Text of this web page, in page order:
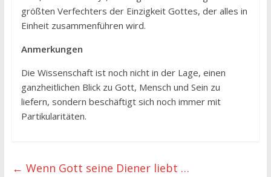
größten Verfechters der Einzigkeit Gottes, der alles in
Einheit zusammenführen wird.
Anmerkungen
Die Wissenschaft ist noch nicht in der Lage, einen
ganzheitlichen Blick zu Gott, Mensch und Sein zu
liefern, sondern beschäftigt sich noch immer mit
Partikularitäten.
← Wenn Gott seine Diener liebt …